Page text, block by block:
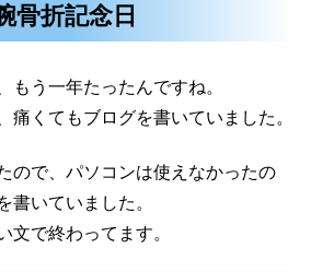
骨折記念日
もう一年たったんですね。
痛くてもブログを書いていました。
ので、パソコンは使えなかったの
書いていました。
文で終わってます。